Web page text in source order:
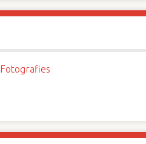
Fotografies